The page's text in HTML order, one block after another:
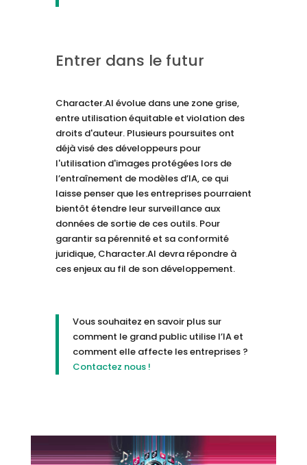
Entrer dans le futur
Character.AI évolue dans une zone grise,
entre utilisation équitable et violation des
droits d'auteur. Plusieurs poursuites ont
déjà visé des développeurs pour
l'utilisation d'images protégées lors de
l’entraînement de modèles d’IA, ce qui
laisse penser que les entreprises pourraient
bientôt étendre leur surveillance aux
données de sortie de ces outils. Pour
garantir sa pérennité et sa conformité
juridique, Character.AI devra répondre à
ces enjeux au fil de son développement.
Vous souhaitez en savoir plus sur
comment le grand public utilise l’IA et
comment elle affecte les entreprises ?
Contactez nous !